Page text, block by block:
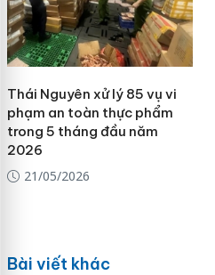
Thái Nguyên xử lý 85 vụ vi
phạm an toàn thực phẩm
trong 5 tháng đầu năm
2026
21/05/2026
Bài viết khác